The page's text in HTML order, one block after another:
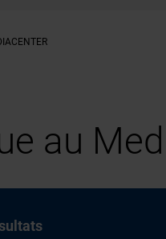
au